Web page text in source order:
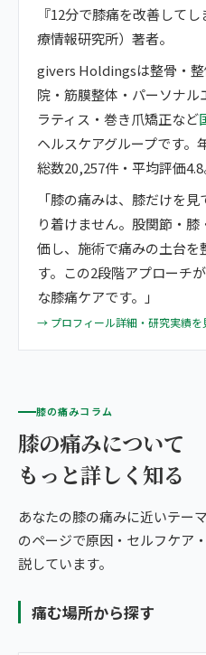
『12分で膝痛を改善して
療情報研究所）著者。
givers Holdingsは整骨・
院・筋膜整体・パーソナ
ラティス・巻き爪矯正など
ヘルスケアグループです。
総数20,257件・平均評価4.8
「膝の痛みは、膝だけを
り着けません。股関節・
価し、施術で痛みの土台
す。この2段階アプローチ
な膝痛ケアです。」
→ プロフィール詳細・研究実績を
膝の痛みコラム
膝の痛みについて
もっと詳しく知る
あなたの膝の痛みに近いテー
のページで原因・セルフケア
説しています。
痛む場所から探す